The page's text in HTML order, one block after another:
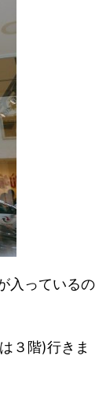
入っているの
３階)行きま